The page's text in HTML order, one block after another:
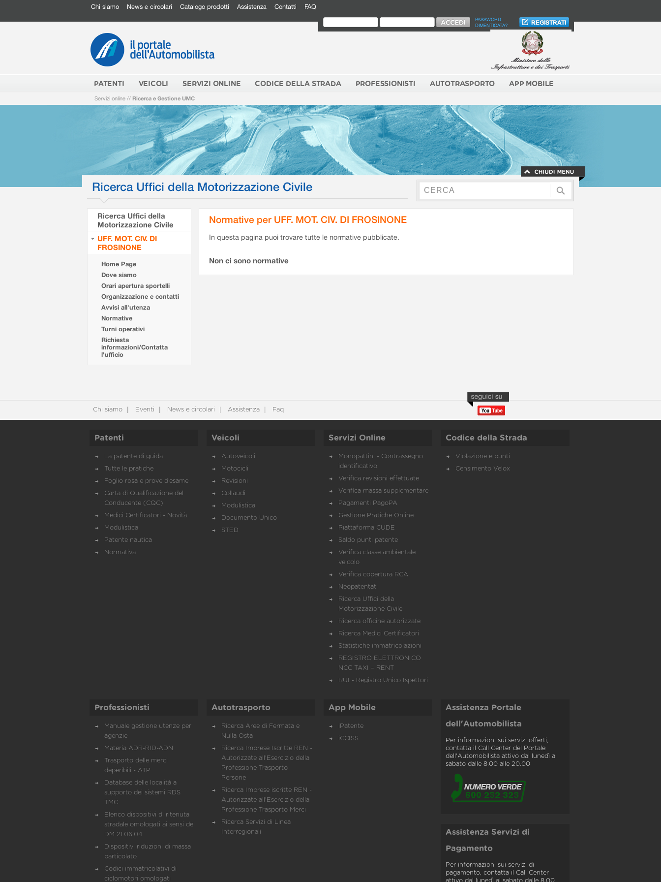
Chi siamo News e circolari Catalogo prodotti Assistenza Contatti FAQ
PASSWORD
DIMENTICATA?
PATENTI VEICOLI SERVIZI ONLINE CODICE DELLA STRADA PROFESSIONISTI AUTOTRASPORTO APP MOBILE
Servizi online // Ricerca e Gestione UMC
Ricerca Uffici della Motorizzazione Civile
Ricerca Uffici della
Motorizzazione Civile
UFF. MOT. CIV. DI
FROSINONE
Home Page
Dove siamo
Orari apertura sportelli
Organizzazione e contatti
Avvisi all'utenza
Normative
Turni operativi
Richiesta
informazioni/Contatta
l'ufficio
Normative per UFF. MOT. CIV. DI FROSINONE
In questa pagina puoi trovare tutte le normative pubblicate.
Non ci sono normative
Chi siamo Eventi News e circolari Assistenza Faq
Patenti
La patente di guida
Tutte le pratiche
Foglio rosa e prove d’esame
Carta di Qualificazione del
Conducente (CQC)
Medici Certificatori - Novità
Modulistica
Patente nautica
Normativa
Veicoli
Autoveicoli
Motocicli
Revisioni
Collaudi
Modulistica
Documento Unico
STED
Servizi Online
Monopattini - Contrassegno
identificativo
Verifica revisioni effettuate
Verifica massa supplementare
Pagamenti PagoPA
Gestione Pratiche Online
Piattaforma CUDE
Saldo punti patente
Verifica classe ambientale
veicolo
Verifica copertura RCA
Neopatentati
Ricerca Uffici della
Motorizzazione Civile
Ricerca officine autorizzate
Ricerca Medici Certificatori
Statistiche immatricolazioni
REGISTRO ELETTRONICO
NCC TAXI – RENT
RUI - Registro Unico Ispettori
Codice della Strada
Violazione e punti
Censimento Velox
Professionisti
Manuale gestione utenze per
agenzie
Materia ADR-RID-ADN
Trasporto delle merci
deperibili - ATP
Database delle località a
supporto dei sistemi RDS
TMC
Elenco dispositivi di ritenuta
stradale omologati ai sensi del
DM 21.06.04
Dispositivi riduzioni di massa
particolato
Codici immatricolativi di
ciclomotori omologati
Autotrasporto
Ricerca Aree di Fermata e
Nulla Osta
Ricerca Imprese Iscritte REN -
Autorizzate all'Esercizio della
Professione Trasporto
Persone
Ricerca Imprese iscritte REN -
Autorizzate all'Esercizio della
Professione Trasporto Merci
Ricerca Servizi di Linea
Interregionali
App Mobile
iPatente
iCCISS
Assistenza Portale
dell'Automobilista
Per informazioni sui servizi offerti,
contatta il Call Center del Portale
dell'Automobilista attivo dal lunedì al
sabato dalle 8.00 alle 20.00
Assistenza Servizi di
Pagamento
Per informazioni sui servizi di
pagamento, contatta il Call Center